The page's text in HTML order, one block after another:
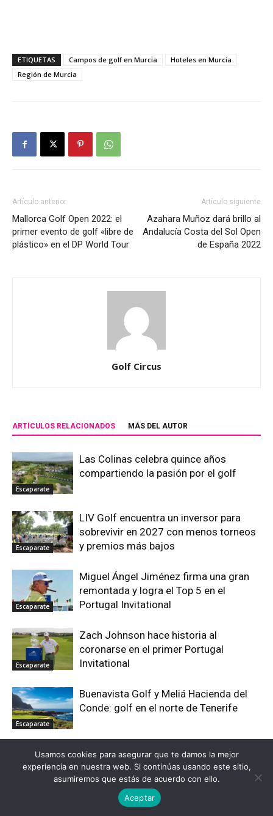
ETIQUETAS Campos de golf en Murcia
Hoteles en Murcia
Región de Murcia
Artículo anterior
Mallorca Golf Open 2022: el
primer evento de golf «libre de
plástico» en el DP World Tour
Artículo siguiente
Azahara Muñoz dará brillo al
Andalucía Costa del Sol Open
de España 2022
Golf Circus
ARTÍCULOS RELACIONADOS MÁS DEL AUTOR
Escaparate
Las Colinas celebra quince años
compartiendo la pasión por el golf
Escaparate
LIV Golf encuentra un inversor para
sobrevivir en 2027 con menos torneos
y premios más bajos
Escaparate
Miguel Ángel Jiménez firma una gran
remontada y logra el Top 5 en el
Portugal Invitational
Escaparate
Zach Johnson hace historia al
coronarse en el primer Portugal
Invitational
Escaparate
Buenavista Golf y Meliá Hacienda del
Conde: golf en el norte de Tenerife
La artesanía se consolida como uno de
los grandes atractivos del Sunset
Market de La Cala Resort
Usamos cookies para asegurar que te damos la mejor
experiencia en nuestra web. Si continúas usando este sitio,
asumiremos que estás de acuerdo con ello.
Aceptar